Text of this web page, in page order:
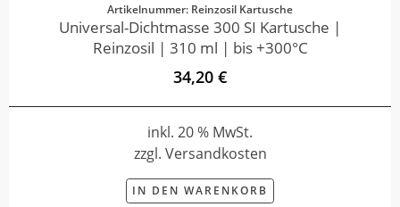
Artikelnummer: Reinzosil Kartusche
Universal-Dichtmasse 300 SI Kartusche |
Reinzosil | 310 ml | bis +300°C
34,20 €
inkl. 20 % MwSt.
zzgl. Versandkosten
IN DEN WARENKORB